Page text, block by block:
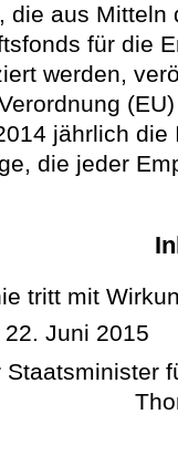
die aus Mitteln
für die
werden,
jährlich
die jeder
tritt mit
Juni 2015
Staatsminister